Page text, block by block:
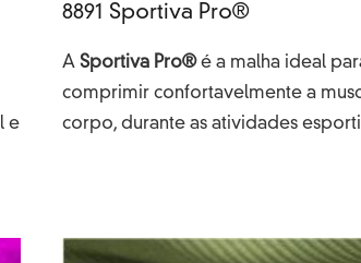
e
8891 Sportiva Pro®
A Sportiva Pro®é a malha ideal
comprimir confortavelmente a
corpo, durante as atividades